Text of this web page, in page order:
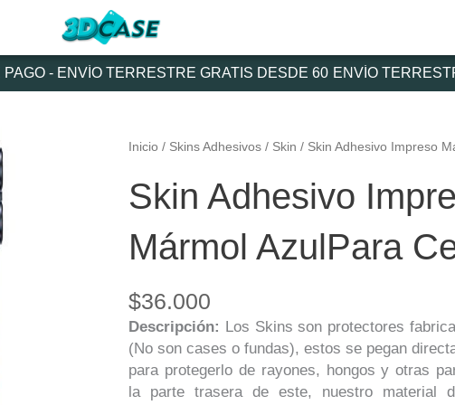
- ENVÍO TERRESTRE GRATIS DESDE 60 ENVÍO
Inicio / Skins Adhesivos / Skin / Skin Adhesivo Impreso
Skin Adhesivo
Mármol AzulPara
$36.000
Descripción: Los Skins son protectores
(No son cases o fundas), estos se pegan
para protegerlo de rayones, hongos y otras
la parte trasera de este, nuestro material